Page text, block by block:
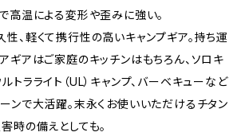
高温による変形や歪みに強い。
、軽くて携行性の高いキャンプギア。持ち運
ギアはご家庭のキッチンはもちろん、ソロキ
トラライト（UL）キャンプ、バーベキューなど
ンで大活躍。末永くお使いいただけるチタン
時の備えとしても。